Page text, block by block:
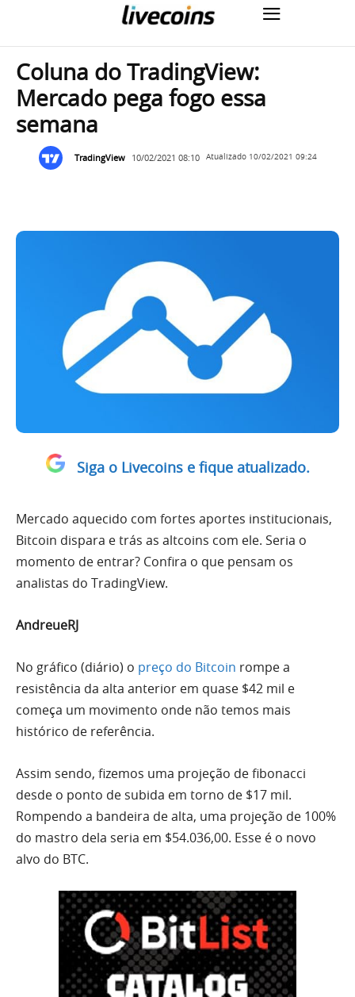
Coluna do TradingView:
Mercado pega fogo essa
semana
TradingView 10/02/2021 08:10 Atualizado 10/02/2021 09:24
Siga o Livecoins e fique atualizado.
Mercado aquecido com fortes aportes institucionais,
Bitcoin dispara e trás as altcoins com ele. Seria o
momento de entrar? Confira o que pensam os
analistas do TradingView.
AndreueRJ
No gráfico (diário) o preço do Bitcoin rompe a
resistência da alta anterior em quase $42 mil e
começa um movimento onde não temos mais
histórico de referência.
Assim sendo, fizemos uma projeção de fibonacci
desde o ponto de subida em torno de $17 mil.
Rompendo a bandeira de alta, uma projeção de 100%
do mastro dela seria em $54.036,00. Esse é o novo
alvo do BTC.